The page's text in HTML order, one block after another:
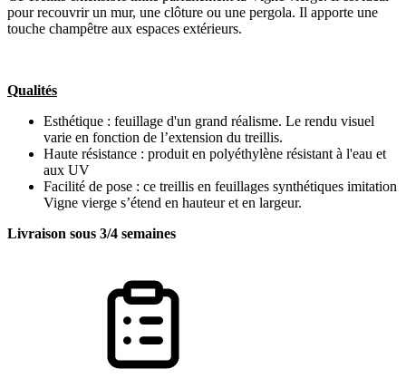
pour recouvrir un mur, une clôture ou une pergola. Il apporte une
touche champêtre aux espaces extérieurs.
Qualités
Esthétique : feuillage d'un grand réalisme. Le rendu visuel
varie en fonction de l’extension du treillis.
Haute résistance : produit en polyéthylène résistant à l'eau et
aux UV
Facilité de pose : ce treillis en feuillages synthétiques imitation
Vigne vierge s’étend en hauteur et en largeur.
Livraison sous 3/4 semaines